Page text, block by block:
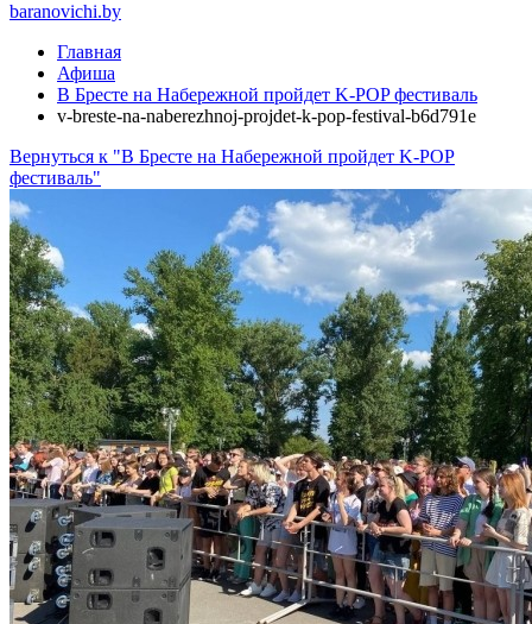
baranovichi.by
Главная
Афиша
В Бресте на Набережной пройдет K-POP фестиваль
v-breste-na-naberezhnoj-projdet-k-pop-festival-b6d791e
Вернуться к "В Бресте на Набережной пройдет K-POP
фестиваль"